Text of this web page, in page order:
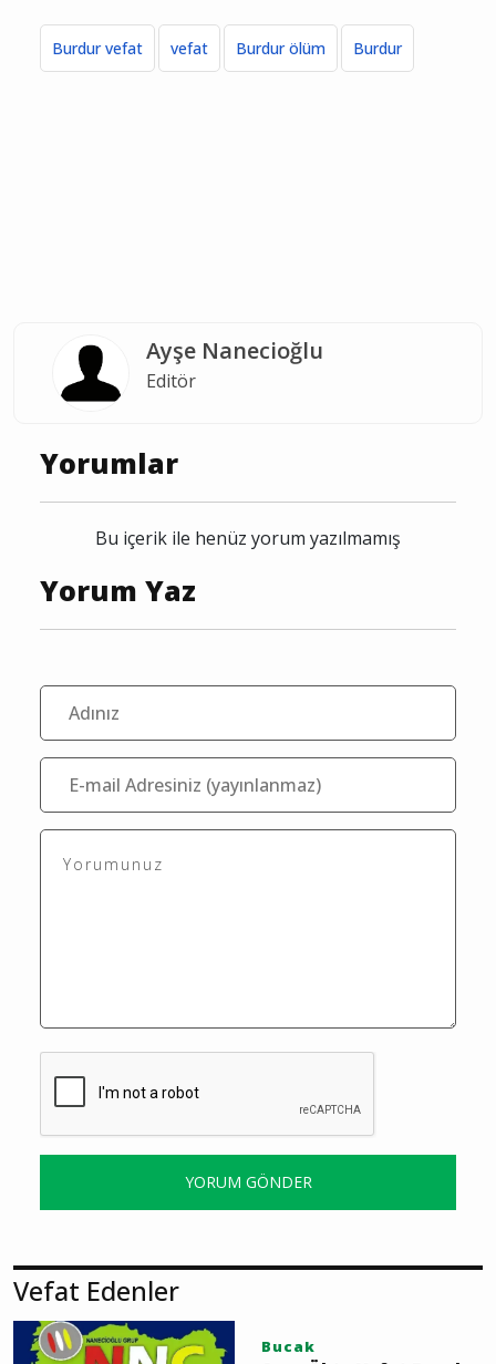
Burdur vefat vefat Burdur ölüm Burdur
Ayşe Nanecioğlu
Editör
Yorumlar
Bu içerik ile henüz yorum yazılmamış
Yorum Yaz
YORUM GÖNDER
Vefat Edenler
Bucak